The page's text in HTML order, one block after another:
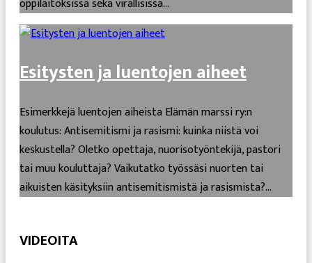
Esitysten ja luentojen aiheet
Esimerkkejä luentojen aiheista Elämän marssi ry:n
koulutus: Antisemitismi ja rasismi: kuinka niistä voi
keskustella? Oletko opettaja, nuorisotyöntekijä, pastori
tai muu kouluttaja? Vaikutatko työssäsi nuorten tai
aikuisten käsityksiin antisemitismistä ja rasismista?...
VIDEOITA